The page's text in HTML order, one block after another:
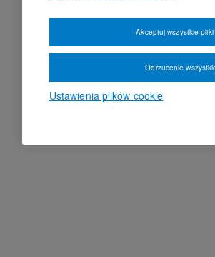
Ustawienia plików cookie
Odrzucenie
Akceptuj wszystkie